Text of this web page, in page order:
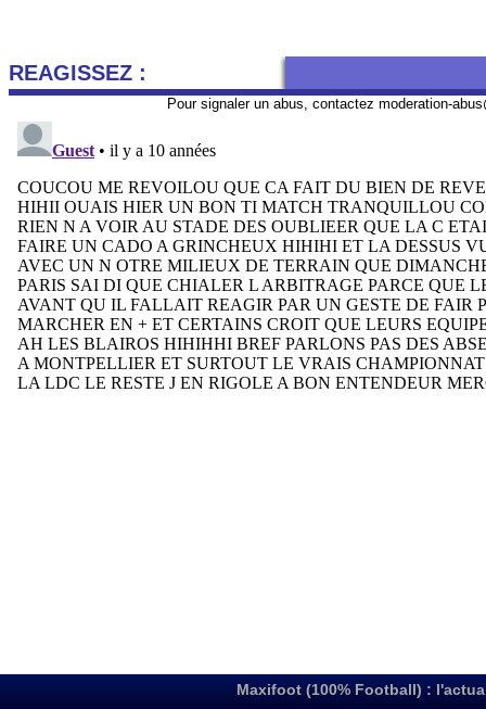
REAGISSEZ :
Pour signaler un abus, contactez moderation-
Maxifoot (100% Football) :